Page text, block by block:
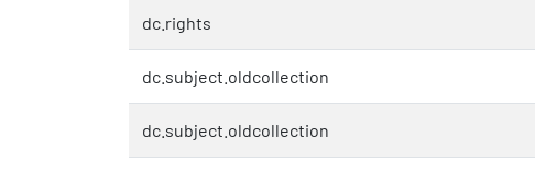
dc.rights
dc.subject.oldcollection
dc.subject.oldcollection